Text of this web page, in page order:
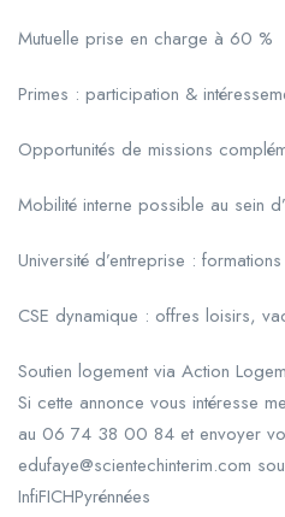
Mutuelle prise en charge à 60 %
Primes : participation &
Opportunités de missions
Mobilité interne possible au sein
Université d’entreprise :
CSE dynamique : offres loisirs,
Soutien logement via Action
Si cette annonce vous intéresse
au 06 74 38 00 84 et envoyer
edufaye@scientechinterim.com
InfiFICHPyrénnées